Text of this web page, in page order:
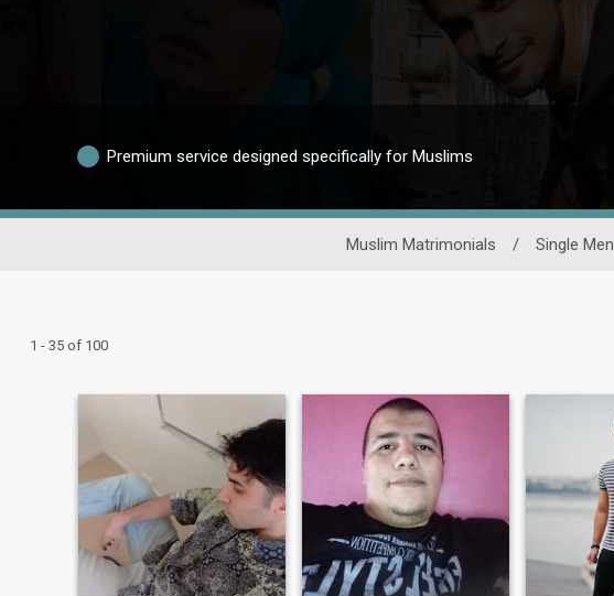
Premium service designed specifically for Muslims
Muslim Matrimonials / Single Men
1 - 35 of 100